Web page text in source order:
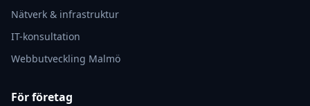
Nätverk & infrastruktur
IT-konsultation
Webbutveckling Malmö
För företag